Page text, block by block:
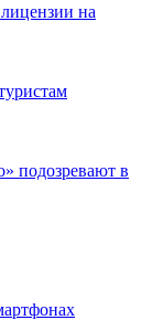
на
подозревают в